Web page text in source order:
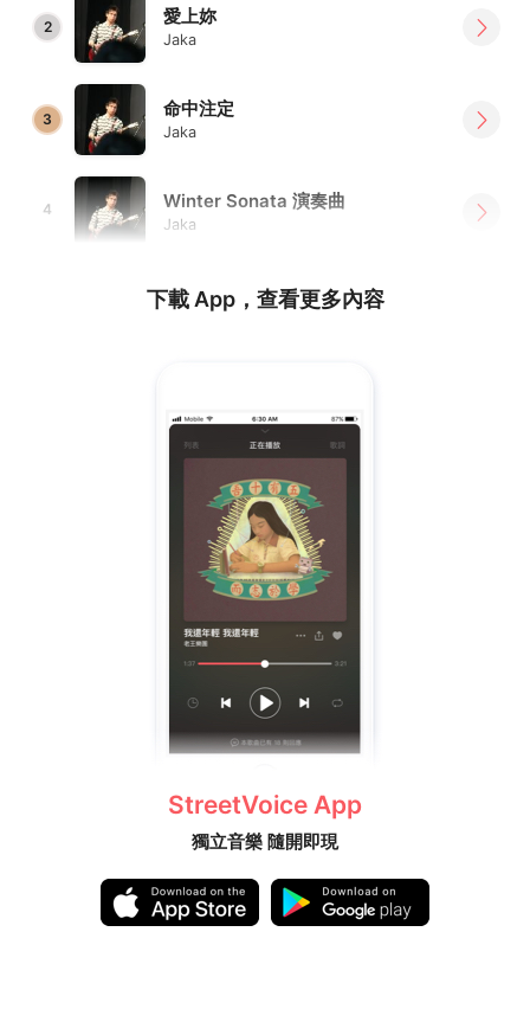
2 愛上妳
Jaka
3 命中注定
Jaka
4 Winter Sonata 演奏曲
Jaka
下載 App，查看更多內容
StreetVoice App
獨立音樂 隨開即現